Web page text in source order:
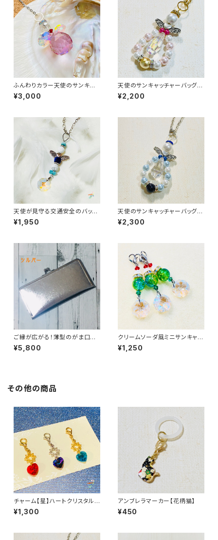
ふんわりカラー天使のサンキャッ
チャーバッグチャーム
¥3,000
天使のサンキャッチャーバッグチ
ャーム
¥2,200
天使が見守る交通安全のバッグ
チャーム
¥1,950
天使のサンキャッチャーバッグチ
ャーム
¥2,300
ご縁が広がる！薄型のがま口長
財布【合皮】〈シルバー〉
¥5,800
クリームソーダ風ミニサンキャッ
チャーチャーム
¥1,250
その他の商品
チャーム【星】ハートクリスタル
(小)
¥1,300
アンブレラマーカー【花柄猫】
¥450